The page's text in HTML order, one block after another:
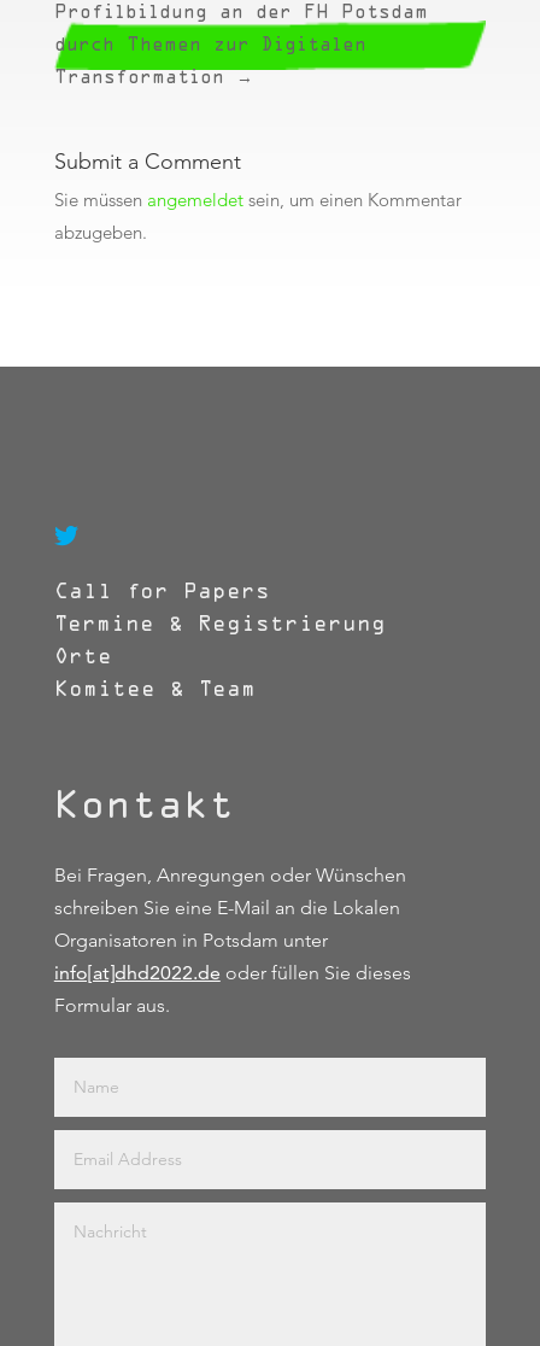
Profilbildung an der FH Potsdam
durch Themen zur Digitalen
Transformation→
Submit a Comment
Sie müssen angemeldetsein, um einen Kommentar
abzugeben.

Call for Papers
Termine & Registrierung
Orte
Komitee & Team
Kontakt
Bei Fragen, Anregungen oder Wünschen
schreiben Sie eine E-Mail an die Lokalen
Organisatoren in Potsdam unter
info[at]dhd2022.de oder füllen Sie dieses
Formular aus.